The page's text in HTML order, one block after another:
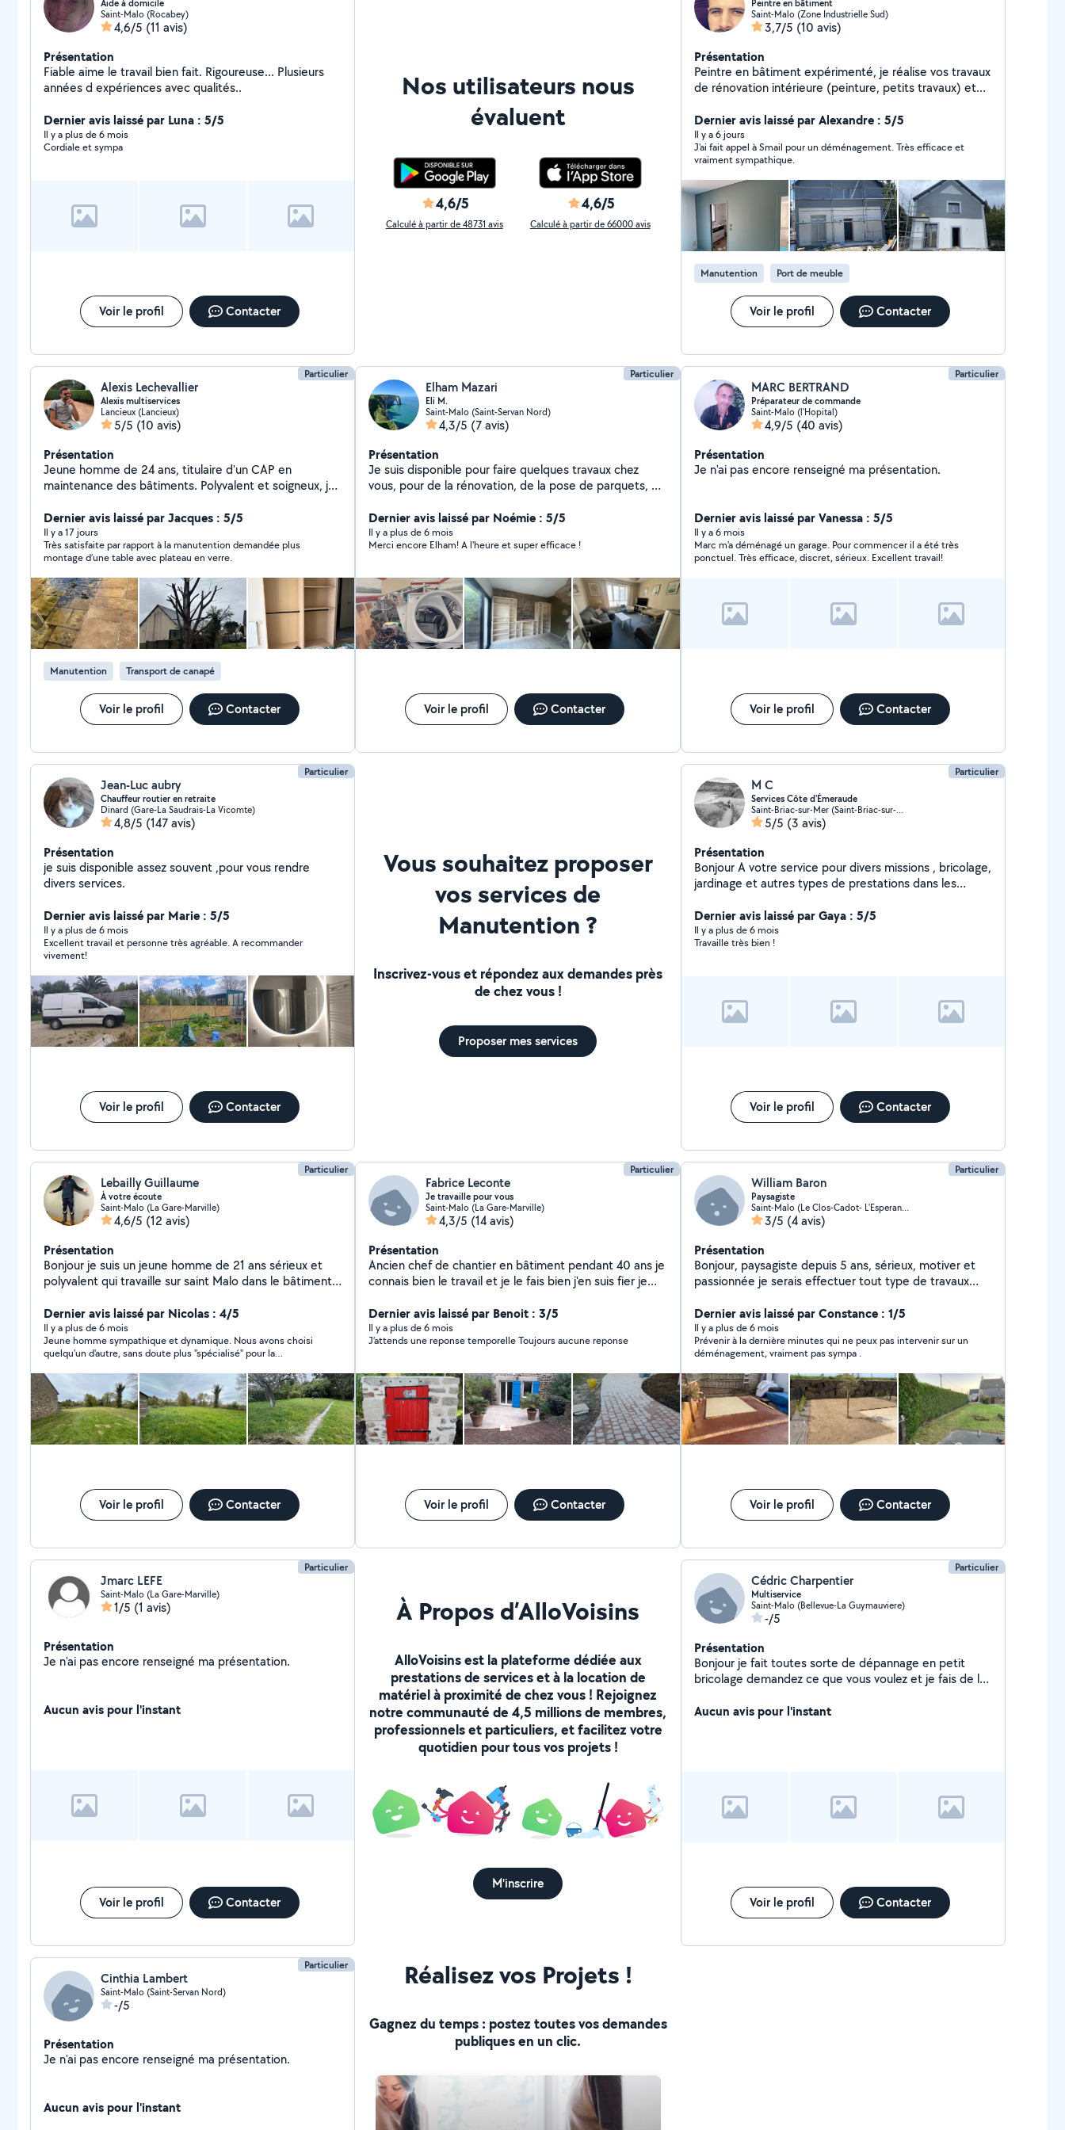
Aide à domicile
Saint-Malo (Rocabey)
4,6/5 (11 avis)
Présentation
Fiable aime le travail bien fait. Rigoureuse... Plusieurs
années d expériences avec qualités..
Dernier avis laissé par Luna : 5/5
Il y a plus de 6 mois
Cordiale et sympa
Voir le profil Contacter
Nos utilisateurs nous
évaluent
4,6/5
Calculé à partir de 48731 avis
4,6/5
Calculé à partir de 66000 avis
Peintre en bâtiment
Saint-Malo (Zone Industrielle Sud)
3,7/5 (10 avis)
Présentation
Peintre en bâtiment expérimenté, je réalise vos travaux
de rénovation intérieure (peinture, petits travaux) et
rapide
Dernier avis laissé par Alexandre : 5/5
Il y a 6 jours
J'ai fait appel à Smail pour un déménagement. Très efficace et
vraiment sympathique.
Manutention Port de meuble
Voir le profil Contacter
Particulier
Alexis Lechevallier
Alexis multiservices
Lancieux (Lancieux)
5/5 (10 avis)
Présentation
Jeune homme de 24 ans, titulaire d'un CAP en
maintenance des bâtiments. Polyvalent et soigneux, je
les petits travaux du quotidien. Bien équipé en outils, je
mets mon savoir-faire à votre service pour vous aider
au mieux !
Dernier avis laissé par Jacques : 5/5
Il y a 17 jours
Très satisfaite par rapport à la manutention demandée plus
montage d’une table avec plateau en verre.
Manutention Transport de canapé
Voir le profil Contacter
Particulier
Elham Mazari
Eli M.
Saint-Malo (Saint-Servan Nord)
4,3/5 (7 avis)
Présentation
Je suis disponible pour faire quelques travaux chez
vous, pour de la rénovation, de la pose de parquets, de
souhaitez pour des déménagements. N'hésitez pas à
me contacter pour plus d'informations :)
Dernier avis laissé par Noémie : 5/5
Il y a plus de 6 mois
Merci encore Elham! A l'heure et super efficace !
Voir le profil Contacter
Particulier
MARC BERTRAND
Préparateur de commande
Saint-Malo (l'Hopital)
4,9/5 (40 avis)
Présentation
Je n'ai pas encore renseigné ma présentation.
Dernier avis laissé par Vanessa : 5/5
Il y a 6 mois
Marc m'a déménagé un garage. Pour commencer il a été très
ponctuel. Très efficace, discret, sérieux. Excellent travail!
Voir le profil Contacter
Particulier
Jean-Luc aubry
Chauffeur routier en retraite
Dinard (Gare-La Saudrais-La Vicomte)
4,8/5 (147 avis)
Présentation
je suis disponible assez souvent ,pour vous rendre
divers services.
Dernier avis laissé par Marie : 5/5
Il y a plus de 6 mois
Excellent travail et personne très agréable. A recommander
vivement!
Voir le profil Contacter
Vous souhaitez proposer
vos services de
Manutention ?
Inscrivez-vous et répondez aux demandes près
de chez vous !
Proposer mes services
Particulier
M C
Services Côte d'Émeraude
Saint-Briac-sur-Mer (Saint-Briac-sur-Mer)
5/5 (3 avis)
Présentation
Bonjour A votre service pour divers missions , bricolage,
jardinage et autres types de prestations dans les
dinard. N'hésitez pas à me contacter afin de répondre
a vos attentes. Bonne journée
Dernier avis laissé par Gaya : 5/5
Il y a plus de 6 mois
Travaille très bien !
Voir le profil Contacter
Particulier
Lebailly Guillaume
À votre écoute
Saint-Malo (La Gare-Marville)
4,6/5 (12 avis)
Présentation
Bonjour je suis un jeune homme de 21 ans sérieux et
polyvalent qui travaille sur saint Malo dans le bâtiment
pour vos démoussages ou entretiens de toiture. Bonne
expérience aussi en menuiserie et capable d'effectuer
d'autres travaux. Peux notamment s'occuper de vos
jardins et de vos déménagements.
Dernier avis laissé par Nicolas : 4/5
Il y a plus de 6 mois
Jeune homme sympathique et dynamique. Nous avons choisi
quelqu'un d'autre, sans doute plus "spécialisé" pour la
Voir le profil Contacter
Particulier
Fabrice Leconte
Je travaille pour vous
Saint-Malo (La Gare-Marville)
4,3/5 (14 avis)
Présentation
Ancien chef de chantier en bâtiment pendant 40 ans je
connais bien le travail et je le fais bien j'en suis fier je
Dernier avis laissé par Benoit : 3/5
Il y a plus de 6 mois
J’attends une reponse temporelle Toujours aucune reponse
Voir le profil Contacter
Particulier
William Baron
Paysagiste
Saint-Malo (Le Clos-Cadot- L'Esperance)
3/5 (4 avis)
Présentation
Bonjour, paysagiste depuis 5 ans, sérieux, motiver et
passionnée je serais effectuer tout type de travaux
bricole en tout genre.
Dernier avis laissé par Constance : 1/5
Il y a plus de 6 mois
Prévenir à la dernière minutes qui ne peux pas intervenir sur un
déménagement, vraiment pas sympa .
Voir le profil Contacter
Particulier
Jmarc LEFE
Saint-Malo (La Gare-Marville)
1/5 (1 avis)
Présentation
Je n'ai pas encore renseigné ma présentation.
Aucun avis pour l'instant
Voir le profil Contacter
À Propos d’AlloVoisins
AlloVoisins est la plateforme dédiée aux
prestations de services et à la location de
matériel à proximité de chez vous ! Rejoignez
notre communauté de 4,5 millions de membres,
professionnels et particuliers, et facilitez votre
quotidien pour tous vos projets !
M'inscrire
Particulier
Cédric Charpentier
Multiservice
Saint-Malo (Bellevue-La Guymauviere)
-/5
Présentation
Bonjour je fait toutes sorte de dépannage en petit
bricolage demandez ce que vous voulez et je fais de l
Aucun avis pour l'instant
Voir le profil Contacter
Particulier
Cinthia Lambert
Saint-Malo (Saint-Servan Nord)
-/5
Présentation
Je n'ai pas encore renseigné ma présentation.
Aucun avis pour l'instant
Réalisez vos Projets !
Gagnez du temps : postez toutes vos demandes
publiques en un clic.